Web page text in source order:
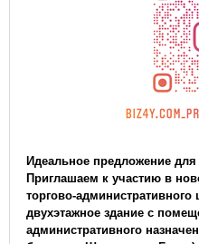
Идеальное предложение
Приглашаем к участию в
торгово-
двухэтажное здание с
административного